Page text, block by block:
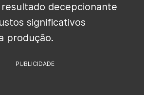
decepcionante
significativos
produção.
PUBLICIDADE